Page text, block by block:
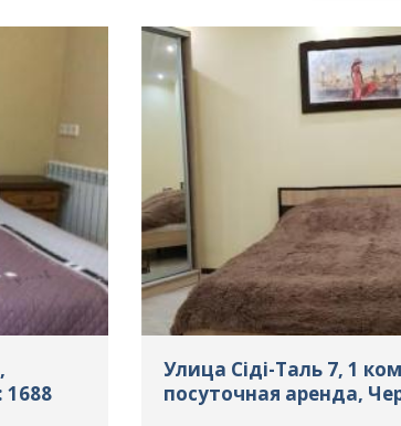
1688
Улица Сіді-Таль 7, 1
посуточная аренда,